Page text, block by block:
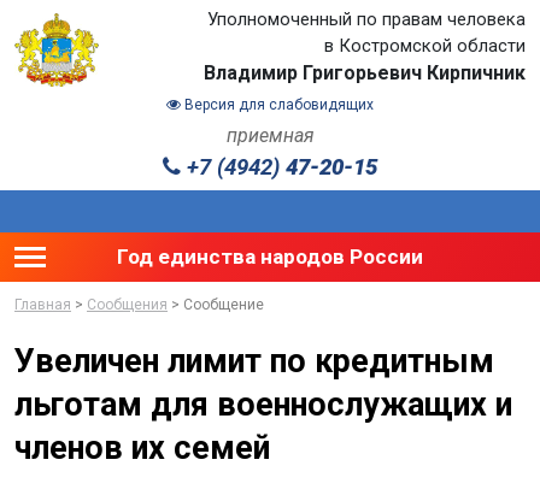
Уполномоченный по правам человека
в Костромской области
Владимир Григорьевич Кирпичник
Версия для слабовидящих
приемная
+7 (4942) 47-20-15
Toggle main menu visibility
Год единства народов России
Главная > Сообщения > Сообщение
Увеличен лимит по кредитным
льготам для военнослужащих и
членов их семей